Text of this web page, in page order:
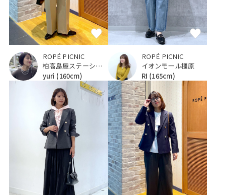
ROPÉ PICNIC
柏高島屋ステーションモール
yuri (160cm)
ROPÉ PICNIC
イオンモール橿原
RI (165cm)